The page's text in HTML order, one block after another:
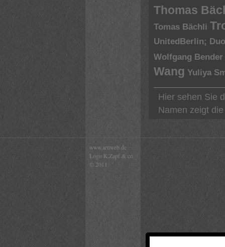
Thomas
Tomas Bächli
UnitedBerlin;
Wolfgang Bender
Wang Yuliya
Hier sehen Sie
Namen zeigt
www.arttweb.de
Logo K.Zapf & co.
© 2011